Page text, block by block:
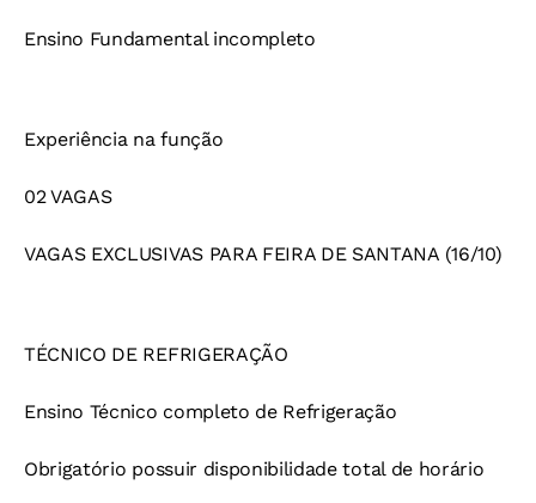
Ensino Fundamental incompleto
Experiência na função
02 VAGAS
VAGAS EXCLUSIVAS PARA FEIRA DE SANTANA (16/10)
TÉCNICO DE REFRIGERAÇÃO
Ensino Técnico completo de Refrigeração
Obrigatório possuir disponibilidade total de horário